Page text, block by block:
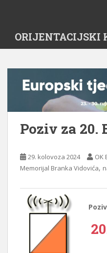
t
ORIJENTACIJSKI
Poziv za 20.
29. kolovoza 2024 OK
Memorijal Branka Vidovića,